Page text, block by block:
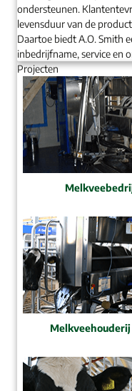
ondersteunen.
levensduur van de
Daartoe biedt A.O. Smith
inbedrijfname, service en
Projecten